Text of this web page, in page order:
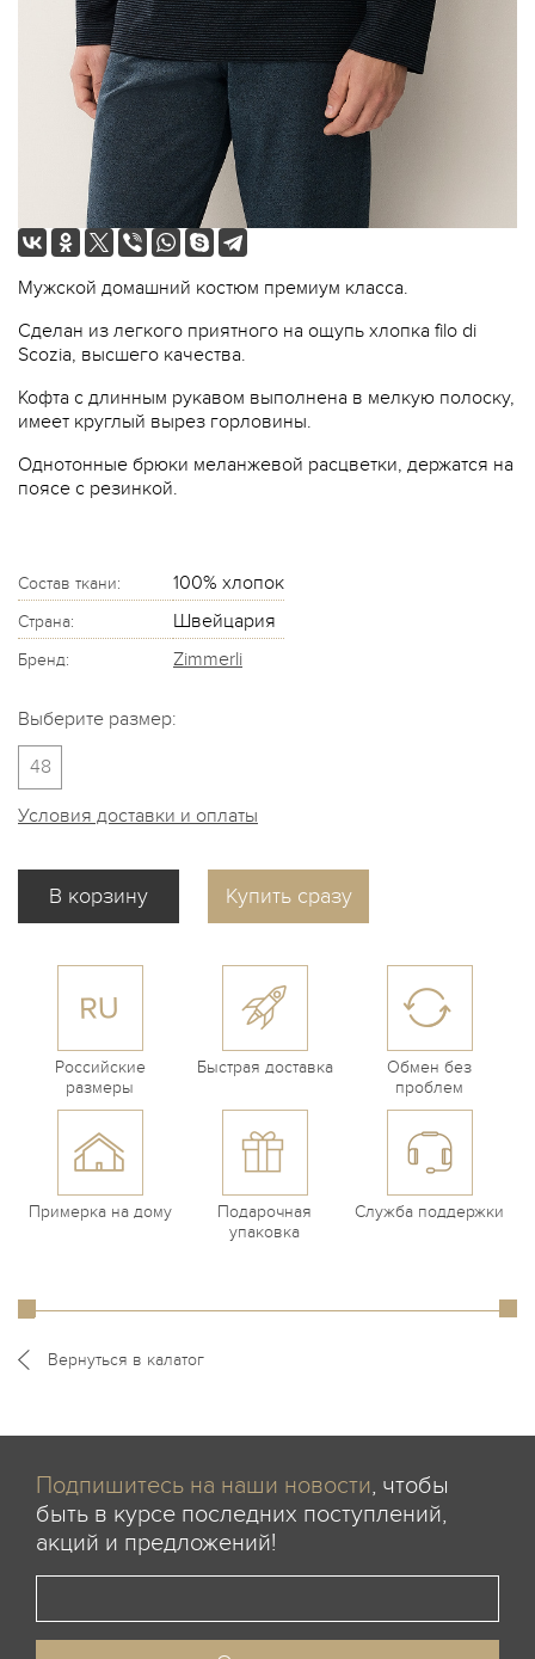
Мужской домашний костюм премиум класса.
Сделан из легкого приятного на ощупь хлопка filo di
Scozia, высшего качества.
Кофта с длинным рукавом выполнена в мелкую полоску,
имеет круглый вырез горловины.
Однотонные брюки меланжевой расцветки, держатся на
поясе с резинкой.
Состав ткани: 100% хлопок
Страна: Швейцария
Бренд: Zimmerli
Выберите размер:
48
Условия доставки и оплаты
Купить сразу
Российские
размеры
Быстрая доставка
Обмен без
проблем
Примерка на дому
Подарочная
упаковка
Служба поддержки
Вернуться в калатог
Подпишитесь на наши новости, чтобы
быть в курсе последних поступлений,
акций и предложений!